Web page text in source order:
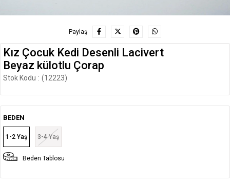
Paylaş
Kız Çocuk Kedi Desenli Lacivert
Beyaz külotlu Çorap
Stok Kodu (12223)
BEDEN
1-2 Yaş 3-4 Yaş
Beden Tablosu